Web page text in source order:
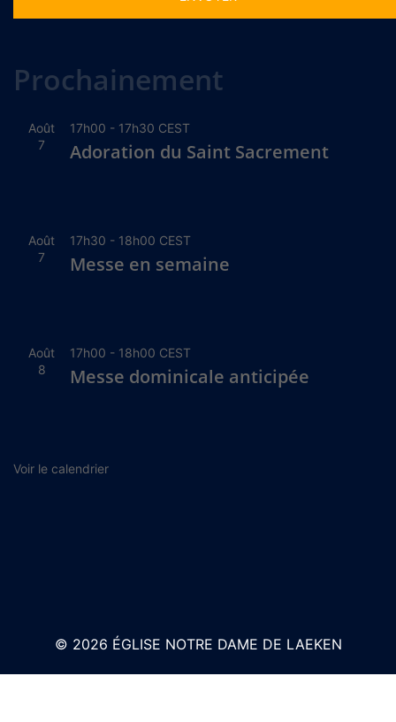
Prochainement
Août
7
17h00 - 17h30 CEST
Adoration du Saint Sacrement
Août
7
17h30 - 18h00 CEST
Messe en semaine
Août
8
17h00 - 18h00 CEST
Messe dominicale anticipée
Voir le calendrier
© 2026 ÉGLISE NOTRE DAME DE LAEKEN